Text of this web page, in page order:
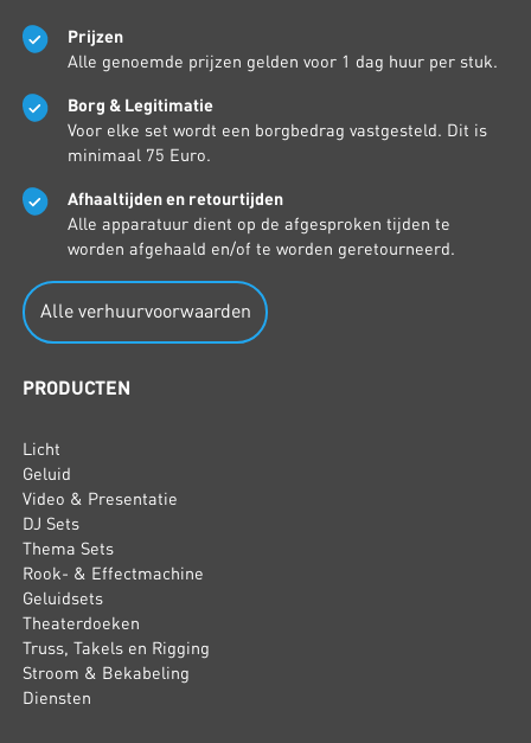
Prijzen
Alle genoemde prijzen gelden voor 1 dag huur per stuk.
Borg & Legitimatie
Voor elke set wordt een borgbedrag vastgesteld. Dit is
minimaal 75 Euro.
Afhaaltijden en retourtijden
Alle apparatuur dient op de afgesproken tijden te
worden afgehaald en/of te worden geretourneerd.
Alle verhuurvoorwaarden
PRODUCTEN
Licht
Geluid
Video & Presentatie
DJ Sets
Thema Sets
Rook- & Effectmachine
Geluidsets
Theaterdoeken
Truss, Takels en Rigging
Stroom & Bekabeling
Diensten